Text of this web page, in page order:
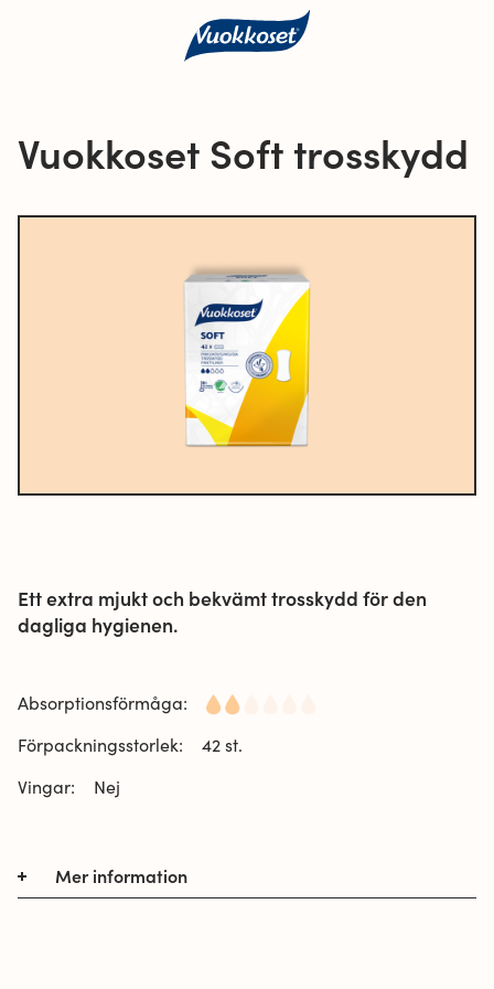
Vuokkoset Soft trosskydd
Ett extra mjukt och bekvämt trosskydd för den
dagliga hygienen.
Absorptionsförmåga:
Förpackningsstorlek:
42 st.
Vingar:
Nej
Mer information